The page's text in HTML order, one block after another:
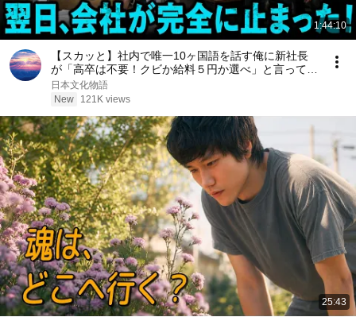
1:44:10
【スカッと】社内で唯一10ヶ国語を話す俺に新社長
が「高卒は不要！クビか給料５円か選べ」と言ってき
た。そのまま辞めた結果
日本文化物語
New
121K views
25:43